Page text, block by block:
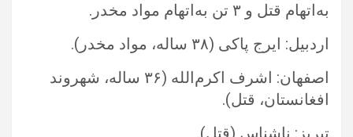
به‌اتهام قتل و ۳ تن به‌اتهام مواد مخدر.‏
اردبیل: ایرج پاکی (۳۸ ساله، مواد مخدر).‏
اصفهان: اشرف اکرم‌الله (۳۶ ساله، شهروند
افغانستان، قتل).‏
تبریز: ناشناس (قتل).‏